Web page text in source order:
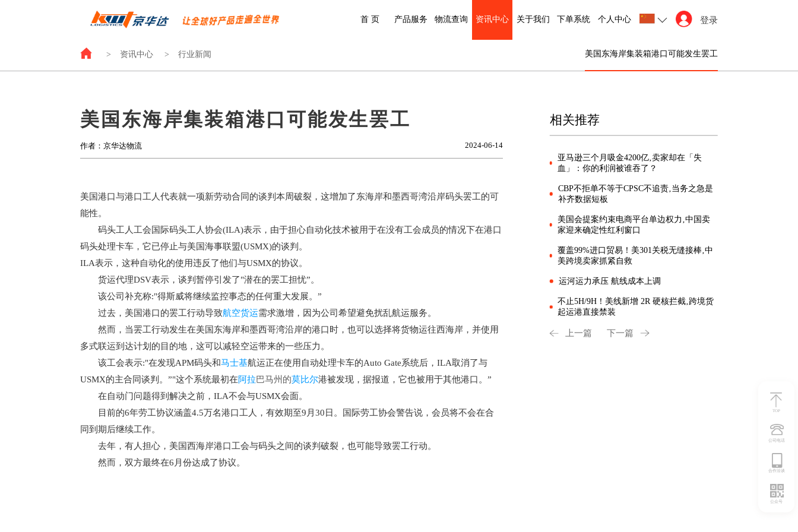
首 页 产品服务 物流查询 资讯中心 关于我们 下单系统 个人中心 登录
TOP
公司电话
合作洽谈
公众号
> 资讯中心 > 行业新闻 美国东海岸集装箱港口可能发生罢工
美国东海岸集装箱港口可能发生罢工
作者：京华达物流 2024-06-14
美国港口与港口工人代表就一项新劳动合同的谈判本周破裂，这增加了东海岸和墨西哥湾沿岸码头罢工的可
能性。
码头工人工会国际码头工人协会(ILA)表示，由于担心自动化技术被用于在没有工会成员的情况下在港口
码头处理卡车，它已停止与美国海事联盟(USMX)的谈判。
ILA表示，这种自动化的使用违反了他们与USMX的协议。
货运代理DSV表示，谈判暂停引发了"潜在的罢工担忧”。
该公司补充称:"得斯威将继续监控事态的任何重大发展。”
过去，美国港口的罢工行动导致航空货运需求激增，因为公司希望避免扰乱航运服务。
然而，当罢工行动发生在美国东海岸和墨西哥湾沿岸的港口时，也可以选择将货物运往西海岸，并使用
多式联运到达计划的目的地，这可以减轻空运带来的一些压力。
该工会表示:"在发现APM码头和马士基航运正在使用自动处理卡车的Auto Gate系统后，ILA取消了与
USMX的主合同谈判。”"这个系统最初在阿拉巴马州的莫比尔港被发现，据报道，它也被用于其他港口。”
在自动门问题得到解决之前，ILA不会与USMX会面。
目前的6年劳工协议涵盖4.5万名港口工人，有效期至9月30日。国际劳工协会警告说，会员将不会在合
同到期后继续工作。
去年，有人担心，美国西海岸港口工会与码头之间的谈判破裂，也可能导致罢工行动。
然而，双方最终在6月份达成了协议。
相关推荐
亚马逊三个月吸金4200亿‚卖家却在「失
血」：你的利润被谁吞了？
CBP不拒单不等于CPSC不追责‚当务之急是
补齐数据短板
美国会提案约束电商平台单边权力‚中国卖
家迎来确定性红利窗口
覆盖99%进口贸易！美301关税无缝接棒‚中
美跨境卖家抓紧自救
运河运力承压 航线成本上调
不止5H/9H！美线新增 2R 硬核拦截‚跨境货
起运港直接禁装
上一篇 下一篇